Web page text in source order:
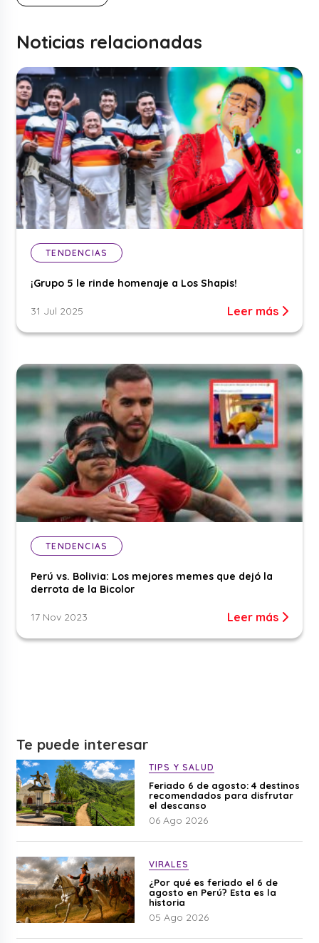
Noticias relacionadas
TENDENCIAS
¡Grupo 5 le rinde homenaje a Los Shapis!
31 Jul 2025 Leer más
TENDENCIAS
Perú vs. Bolivia: Los mejores memes que dejó la
derrota de la Bicolor
17 Nov 2023 Leer más
Te puede interesar
TIPS Y SALUD
Feriado 6 de agosto: 4 destinos
recomendados para disfrutar
el descanso
06 Ago 2026
VIRALES
¿Por qué es feriado el 6 de
agosto en Perú? Esta es la
historia
05 Ago 2026